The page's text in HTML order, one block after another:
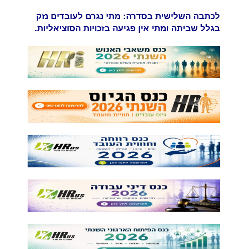
לכתבה השלישית בסדרה: מתי נגרם לעובדים נזק
בגלל שביתה ומתי אין פגיעה בזכויות הסוציאליות.